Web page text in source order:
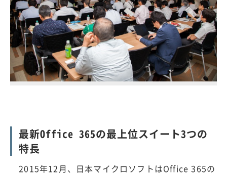
最新Office 365の最上位スイート3つの
特長
2015年12月、日本マイクロソフトはOffice 365の